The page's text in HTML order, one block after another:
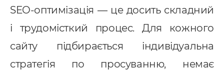
SEO-оптимізація — це досить складний
і трудомісткий процес. Для кожного
сайту підбирається індивідуальна
стратегія по просуванню, немає